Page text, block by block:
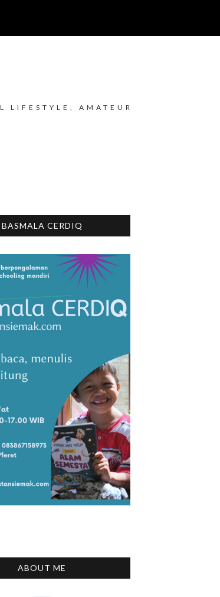
LIFESTYLE, AMATEUR
BASMALA CERDIQ
ABOUT ME